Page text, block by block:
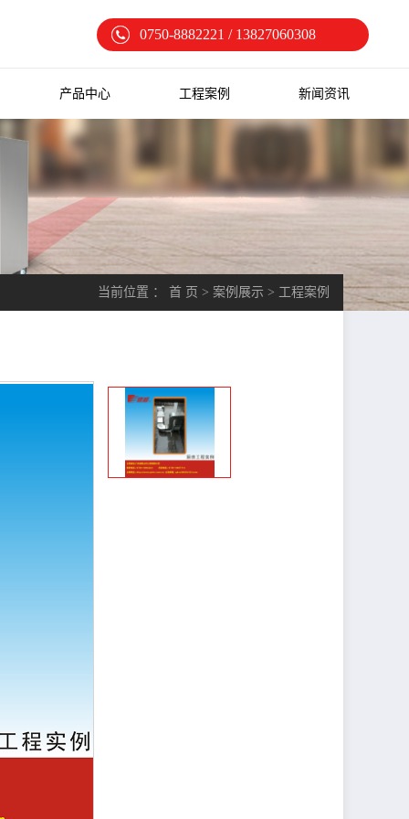
0750-8882221 / 13827060308
产品中心 工程案例 新闻资讯
当前位置 ： 首 页 > 案例展示 > 工程案例